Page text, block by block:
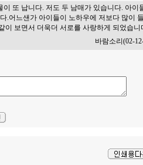
또 납니다. 저도 두 남매가 있습니다. 아이
.어느샌가 아이들이 노하우에 저보다 많이
이 보면서 더욱더 서로를 사랑하게 되었습니
바람소리(02-